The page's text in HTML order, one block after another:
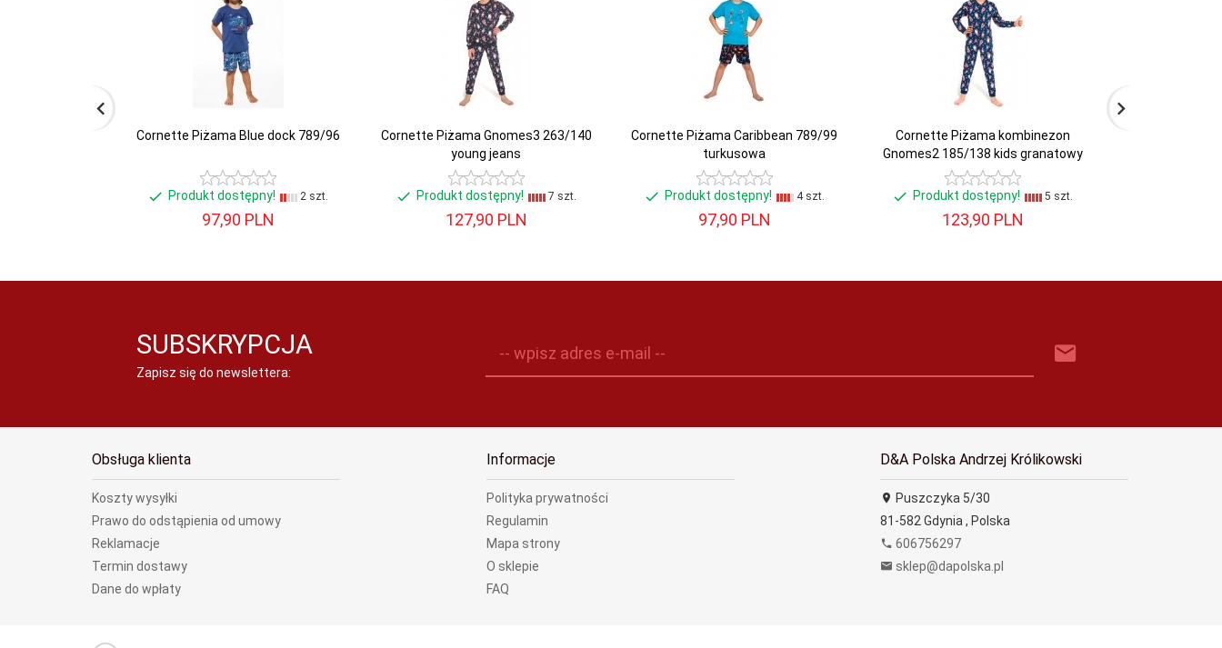
Cornette Piżama Blue dock 789/96
Produkt dostępny! 2 szt.
97,90 PLN
Cornette Piżama Gnomes3 263/140
young jeans
Produkt dostępny! 7 szt.
127,90 PLN
Cornette Piżama Caribbean 789/99
turkusowa
Produkt dostępny! 4 szt.
97,90 PLN
Cornette Piżama kombinezon
Gnomes2 185/138 kids granatowy
Produkt dostępny! 5 szt.
123,90 PLN
SUBSKRYPCJA
Zapisz się do newslettera:
-- wpisz adres e-mail --
Obsługa klienta
Koszty wysyłki
Prawo do odstąpienia od umowy
Reklamacje
Termin dostawy
Dane do wpłaty
Informacje
Polityka prywatności
Regulamin
Mapa strony
O sklepie
FAQ
D&A Polska Andrzej Królikowski
Puszczyka 5/30
81-582 Gdynia , Polska
606756297
sklep@dapolska.pl